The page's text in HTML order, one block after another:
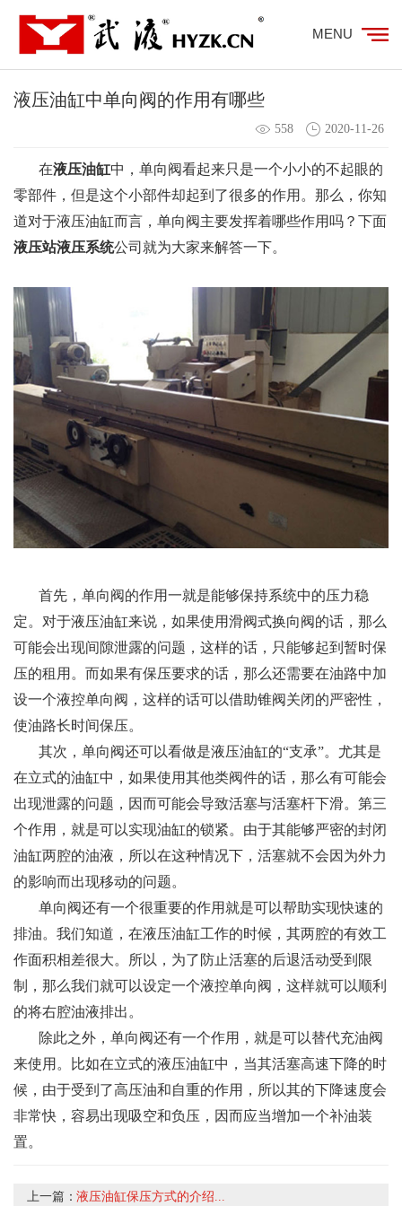
MENU
液压油缸中单向阀的作用有哪些
558 2020-11-26
在液压油缸中，单向阀看起来只是一个小小的不起眼的
零部件，但是这个小部件却起到了很多的作用。那么，你知
道对于液压油缸而言，单向阀主要发挥着哪些作用吗？下面
液压站液压系统公司就为大家来解答一下。
首先，单向阀的作用一就是能够保持系统中的压力稳
定。对于液压油缸来说，如果使用滑阀式换向阀的话，那么
可能会出现间隙泄露的问题，这样的话，只能够起到暂时保
压的租用。而如果有保压要求的话，那么还需要在油路中加
设一个液控单向阀，这样的话可以借助锥阀关闭的严密性，
使油路长时间保压。
其次，单向阀还可以看做是液压油缸的“支承”。尤其是
在立式的油缸中，如果使用其他类阀件的话，那么有可能会
出现泄露的问题，因而可能会导致活塞与活塞杆下滑。第三
个作用，就是可以实现油缸的锁紧。由于其能够严密的封闭
油缸两腔的油液，所以在这种情况下，活塞就不会因为外力
的影响而出现移动的问题。
单向阀还有一个很重要的作用就是可以帮助实现快速的
排油。我们知道，在液压油缸工作的时候，其两腔的有效工
作面积相差很大。所以，为了防止活塞的后退活动受到限
制，那么我们就可以设定一个液控单向阀，这样就可以顺利
的将右腔油液排出。
除此之外，单向阀还有一个作用，就是可以替代充油阀
来使用。比如在立式的液压油缸中，当其活塞高速下降的时
候，由于受到了高压油和自重的作用，所以其的下降速度会
非常快，容易出现吸空和负压，因而应当增加一个补油装
置。
上一篇：液压油缸保压方式的介绍...